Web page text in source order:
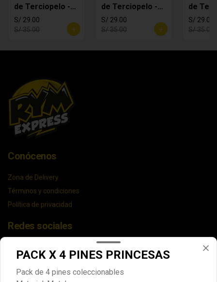
de Terciopelo -
MANDALORIAN
S/ 29.00
S/ 35.00
de Terciopelo -
Rugrats
S/ 29.00
S/ 35.00
de
Pikachi
S/ 29.00
S/ 35.00
Conócenos
Zona de Delivery
Términos y condiciones
Política de privacidad
Redes sociales
Facebook
PACK X 4 PINES PRINCESAS
Pack de 4 pines coleccionables